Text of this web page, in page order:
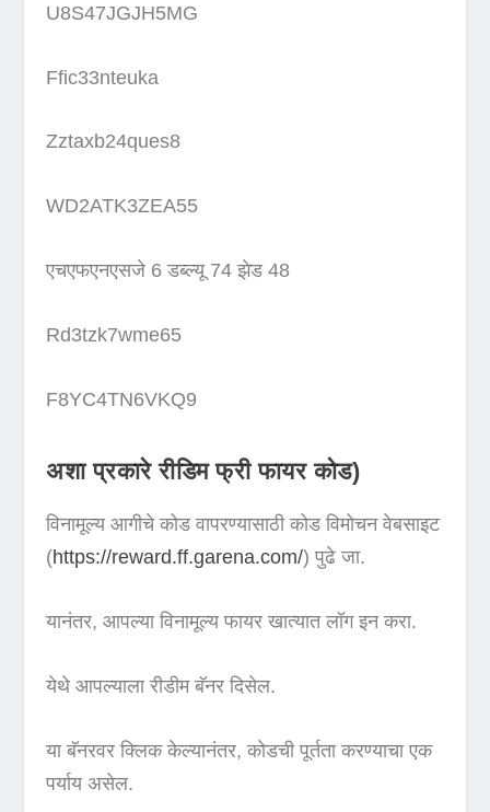
U8S47JGJH5MG
Ffic33nteuka
Zztaxb24ques8
WD2ATK3ZEA55
एचएफएनएसजे 6 डब्ल्यू 74 झेड 48
Rd3tzk7wme65
F8YC4TN6VKQ9
अशा प्रकारे रीडिम फ्री फायर कोड)
विनामूल्य आगीचे कोड वापरण्यासाठी कोड विमोचन वेबसाइट
(https://reward.ff.garena.com/) पुढे जा.
यानंतर, आपल्या विनामूल्य फायर खात्यात लॉग इन करा.
येथे आपल्याला रीडीम बॅनर दिसेल.
या बॅनरवर क्लिक केल्यानंतर, कोडची पूर्तता करण्याचा एक
पर्याय असेल.